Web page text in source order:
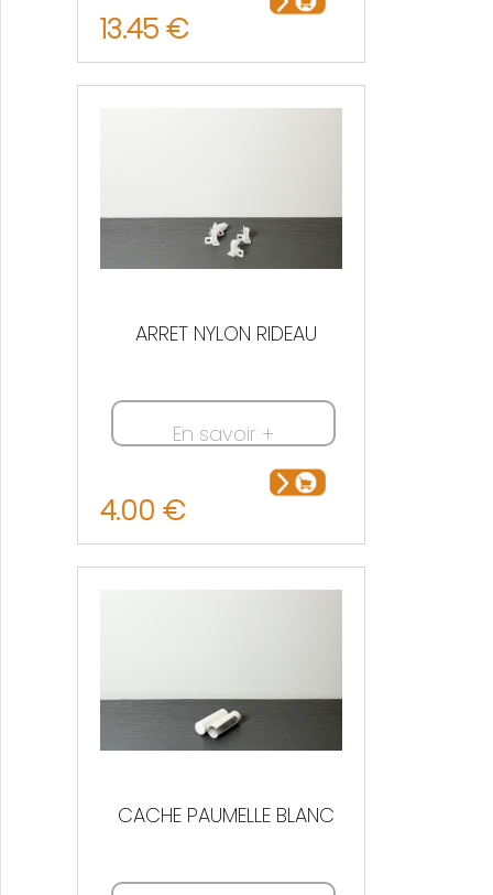
13.45 €
ARRET NYLON RIDEAU
En savoir +
4.00 €
CACHE PAUMELLE BLANC